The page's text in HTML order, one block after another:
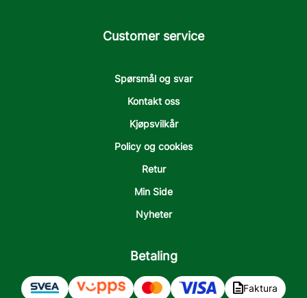
Customer service
Spørsmål og svar
Kontakt oss
Kjøpsvilkår
Policy og cookies
Retur
Min Side
Nyheter
Betaling
Faktura